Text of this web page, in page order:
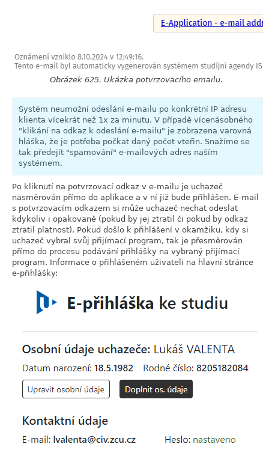
Obrázek 625. Ukázka potvrzovacího emailu.
Systém neumožní odeslání e-mailu po konkrétní IP adresu
klienta vícekrát než 1x za minutu. V případě vícenásobného
"klikání na odkaz k odeslání e-mailu" je zobrazena varovná
hláška, že je potřeba počkat daný počet vteřin. Snažíme se
tak předejít "spamování" e-mailových adres naším
systémem.
Po kliknutí na potvrzovací odkaz v e-mailu je uchazeč
nasměrován přímo do aplikace a v ní již bude přihlášen. E-mail
s potvrzovacím odkazem si může uchazeč nechat odeslat
kdykoliv i opakovaně (pokud by jej ztratil či pokud by odkaz
ztratil platnost). Pokud došlo k přihlášení v okamžiku, kdy si
uchazeč vybral svůj přijímací program, tak je přesměrován
přímo do procesu podávání přihlášky na vybraný přijímací
program. Informace o přihlášeném uživateli na hlavní stránce
e-přihlášky: